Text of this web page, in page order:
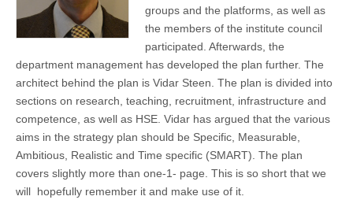
groups and the platforms, as well as
the members of the institute council
participated. Afterwards, the
department management has developed the plan further. The
architect behind the plan is Vidar Steen. The plan is divided into
sections on research, teaching, recruitment, infrastructure and
competence, as well as HSE. Vidar has argued that the various
aims in the strategy plan should be Specific, Measurable,
Ambitious, Realistic and Time specific (SMART). The plan
covers slightly more than one-1- page. This is so short that we
will hopefully remember it and make use of it.